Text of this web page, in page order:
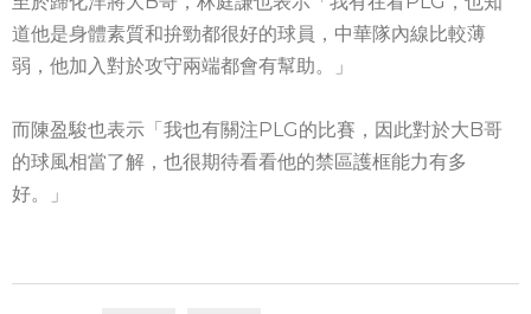
道他是身體素質和拚勁都很好的球員，中華隊內線比較薄
弱，他加入對於攻守兩端都會有幫助。」
而陳盈駿也表示「我也有關注PLG的比賽，因此對於大B哥
的球風相當了解，也很期待看看他的禁區護框能力有多
好。」